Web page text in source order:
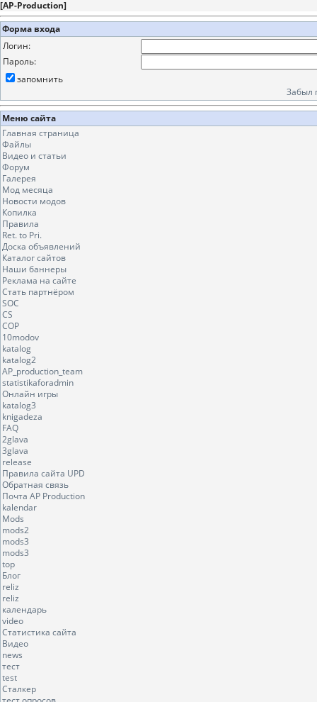
[AP-Production]
Форма входа
Логин:
Пароль:
запомнить
Забыл
Меню сайта
Главная страница
Файлы
Видео и статьи
Форум
Галерея
Мод месяца
Новости модов
Копилка
Правила
Ret. to Pri.
Доска объявлений
Каталог сайтов
Наши баннеры
Реклама на сайте
Стать партнёром
SOC
CS
COP
10modov
katalog
katalog2
AP_production_team
statistikaforadmin
Онлайн игры
katalog3
knigadeza
FAQ
2glava
3glava
release
Правила сайта UPD
Обратная связь
Почта AP Production
kalendar
Mods
mods2
mods3
mods3
top
Блог
reliz
reliz
календарь
video
Статистика сайта
Видео
news
тест
test
Сталкер